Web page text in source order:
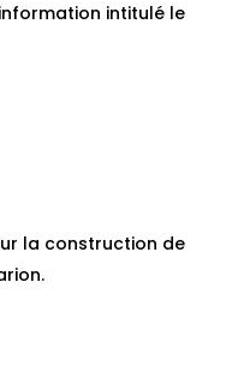
intitulé le
la construction de